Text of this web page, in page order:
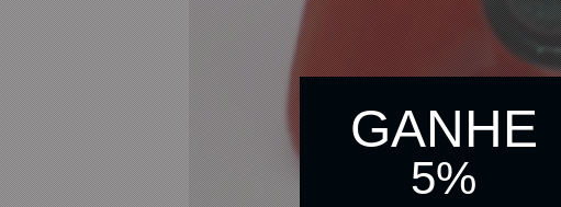
GANHE
5%